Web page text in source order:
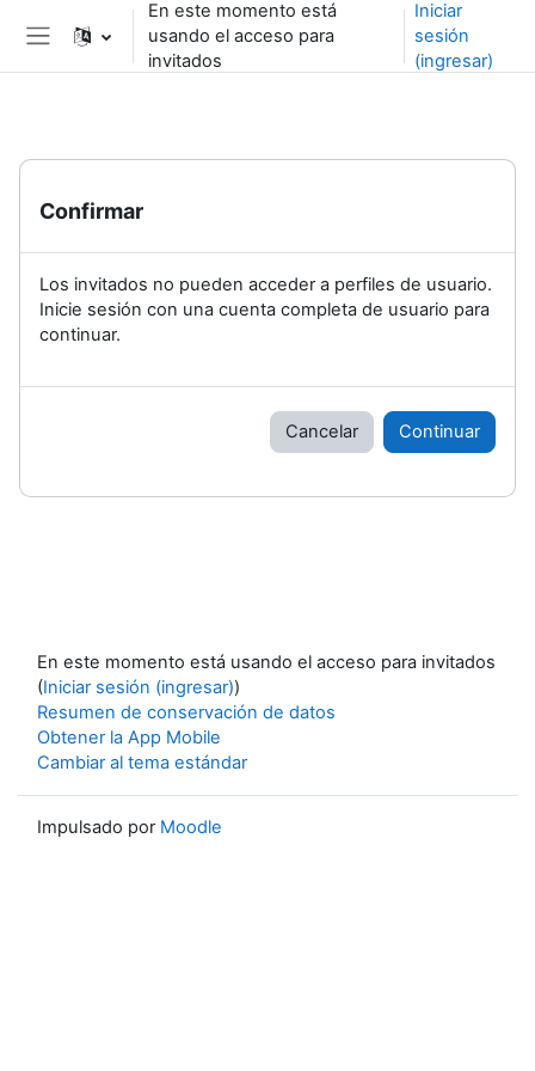
Saltar al contenido principal
Pánel lateral
En este momento está
usando el acceso para
invitados
Iniciar
sesión
(ingresar)
Confirmar
Los invitados no pueden acceder a perfiles de usuario.
Inicie sesión con una cuenta completa de usuario para
continuar.
Cancelar Continuar
En este momento está usando el acceso para invitados
(Iniciar sesión (ingresar))
Resumen de conservación de datos
Obtener la App Mobile
Cambiar al tema estándar
Impulsado por Moodle